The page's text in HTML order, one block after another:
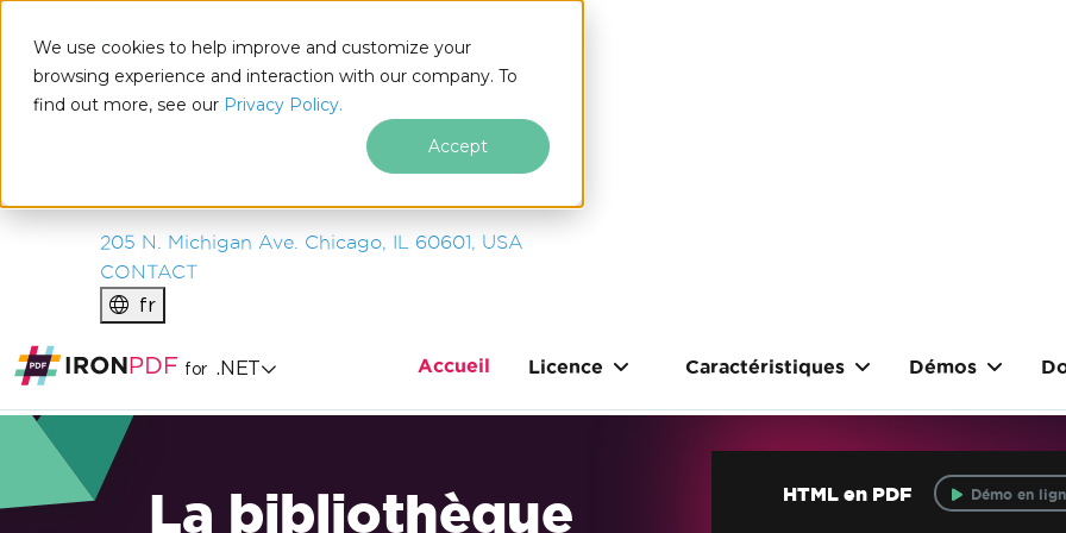
We use cookies to help improve and customize your
browsing experience and interaction with our company. To
find out more, see our Privacy Policy.
Accept
IRONSOFTWARE
PRODUITS
ENTREPRISE
205 N. Michigan Ave. Chicago, IL 60601, USA
CONTACT
fr
for .NET Accueil Licence Caractéristiques Démos
La bibliothèque HTML en PDF Démo en